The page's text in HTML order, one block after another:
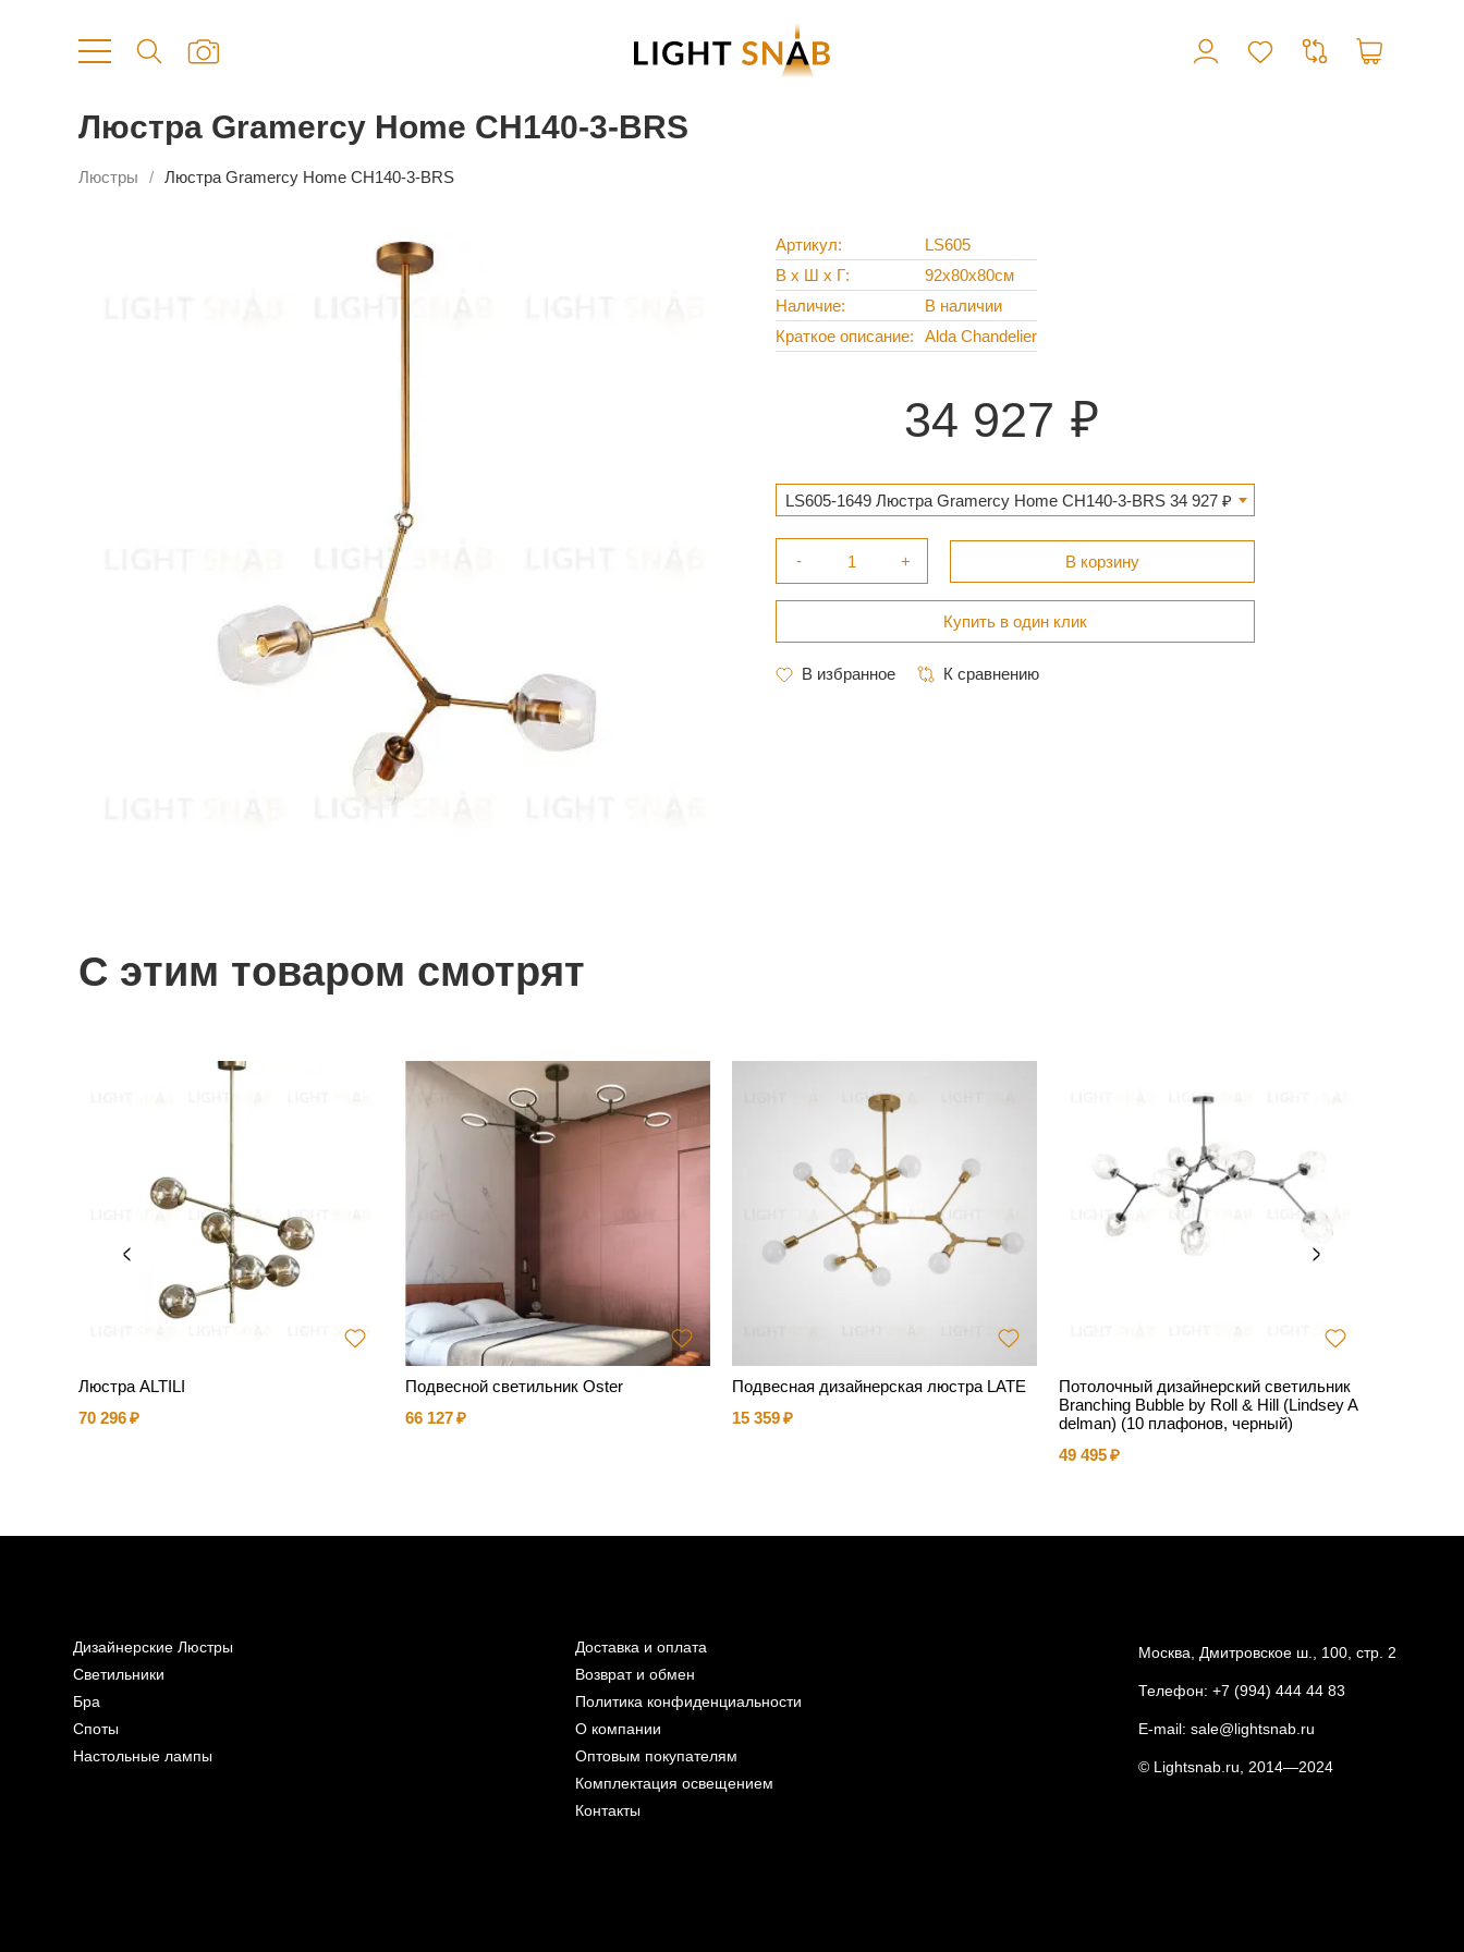
Люстра Gramercy Home CH140-3-BRS
Люстры Люстра Gramercy Home CH140-3-BRS
Артикул
LS605
В х Ш х Г
92x80x80см
Наличие
В наличии
Краткое описание
Alda Chandelier
34 927
LS605-1649 Люстра Gramercy Home CH140-3-BRS 34 927 ₽
С этим товаром смотрят
Люстра ALTILI
70 296
Подвесной светильник Oster
66 127
Подвесная дизайнерская люстра LATE
15 359
Потолочный дизайнерский светильник
Branching Bubble by Roll & Hill (Lindsey A
delman) (10 плафонов, черный)
49 495
Дизайнерские Люстры
Светильники
Бра
Споты
Настольные лампы
Доставка и оплата
Возврат и обмен
Политика конфиденциальности
О компании
Оптовым покупателям
Комплектация освещением
Контакты
Москва, Дмитровское ш., 100, стр. 2
Телефон: +7 (994) 444 44 83
E-mail: sale@lightsnab.ru
© Lightsnab.ru, 2014—2024